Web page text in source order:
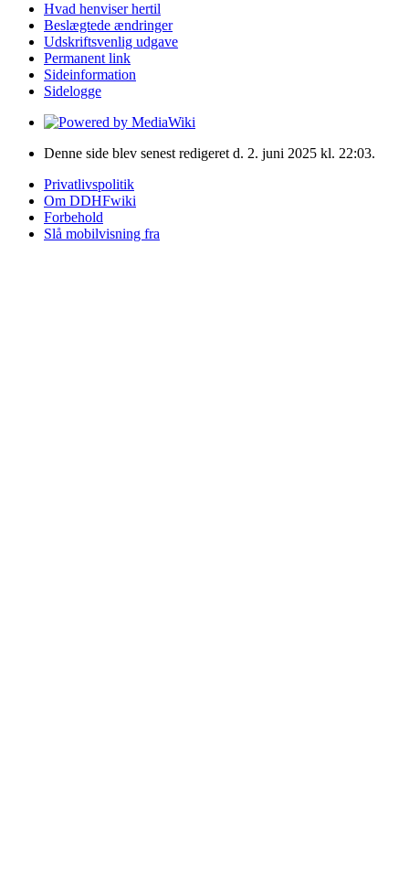
Hvad henviser hertil
Beslægtede ændringer
Udskriftsvenlig udgave
Permanent link
Sideinformation
Sidelogge
Denne side blev senest redigeret d. 2. juni 2025 kl. 22:03.
Privatlivspolitik
Om DDHFwiki
Forbehold
Slå mobilvisning fra